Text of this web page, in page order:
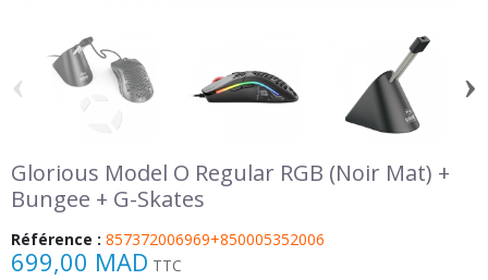
‹ ›
Glorious Model O Regular RGB (Noir Mat) +
Bungee + G-Skates
Référence : 857372006969+850005352006
699,00 MAD TTC